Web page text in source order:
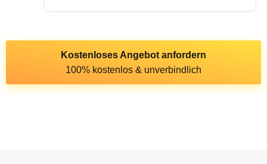
Kostenloses Angebot anfordern
100% kostenlos & unverbindlich